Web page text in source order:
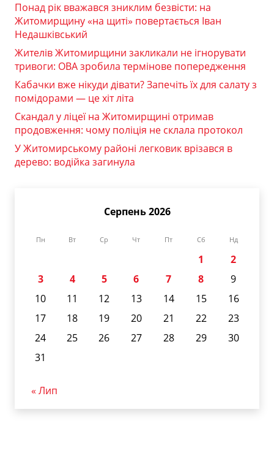
Понад рік вважався зниклим безвісти: на
Житомирщину «на щиті» повертається Іван
Недашківський
Жителів Житомирщини закликали не ігнорувати
тривоги: ОВА зробила термінове попередження
Кабачки вже нікуди дівати? Запечіть їх для салату з
помідорами — це хіт літа
Скандал у ліцеї на Житомирщині отримав
продовження: чому поліція не склала протокол
У Житомирському районі легковик врізався в
дерево: водійка загинула
Серпень 2026
Пн Вт Ср Чт Пт Сб Нд
1
2
3
4 5 6 7 8
9
10
11 12 13 14 15
16
17
18 19 20 21 22
23
24
25 26 27 28 29
30
31
« Лип